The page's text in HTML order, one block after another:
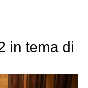
in tema di